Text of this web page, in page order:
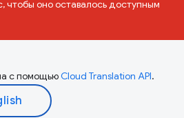
чтобы оно оставалось доступным
с помощьюCloud Translation API.